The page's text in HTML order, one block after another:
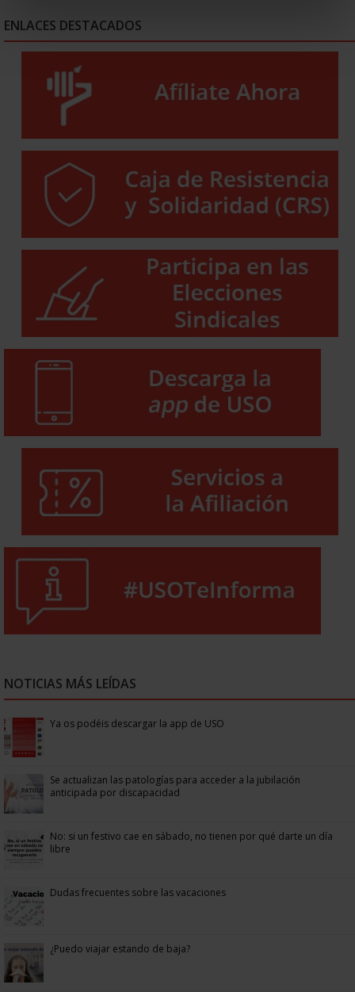
ENLACES DESTACADOS
NOTICIAS MÁS LEÍDAS
Ya os podéis descargar la app de USO
Se actualizan las patologías para acceder a la jubilación
anticipada por discapacidad
No: si un festivo cae en sábado, no tienen por qué darte un día
libre
Dudas frecuentes sobre las vacaciones
¿Puedo viajar estando de baja?